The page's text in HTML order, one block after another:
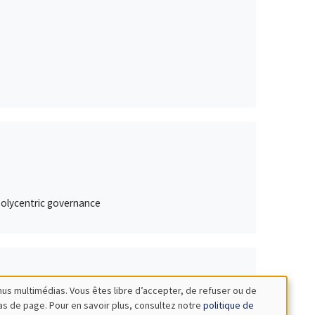
governance
multimédias. Vous êtes libre d’accepter, de refuser ou de
de page. Pour en savoir plus, consultez notre politique de